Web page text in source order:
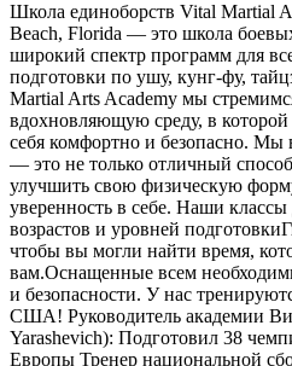
Школа единоборств Vital Martial
Beach, Florida — это школа
широкий спектр программ для
подготовки по ушу, кунг-фу,
Martial Arts Academy мы
вдохновляющую среду, в
себя комфортно и безопасно. Мы
— это не только отличный
улучшить свою физическую
уверенность в себе. Наши
возрастов и уровней
чтобы вы могли найти время,
вам.Оснащенные всем
и безопасности. У нас
США! Руководитель академии
Yarashevich): Подготовил 38
Европы Тренер национальной